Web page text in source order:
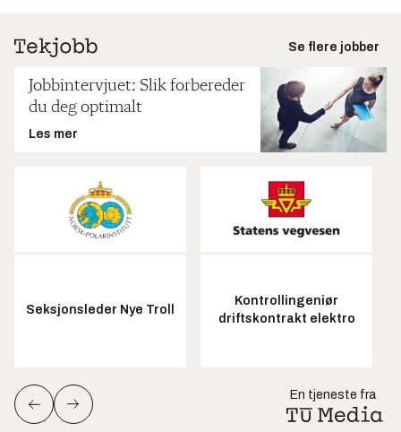
Se flere jobber
Jobbintervjuet: Slik forbereder
du deg optimalt
Les mer
Seksjonsleder Nye Troll
Kontrollingeniør
driftskontrakt elektro
En tjeneste fra